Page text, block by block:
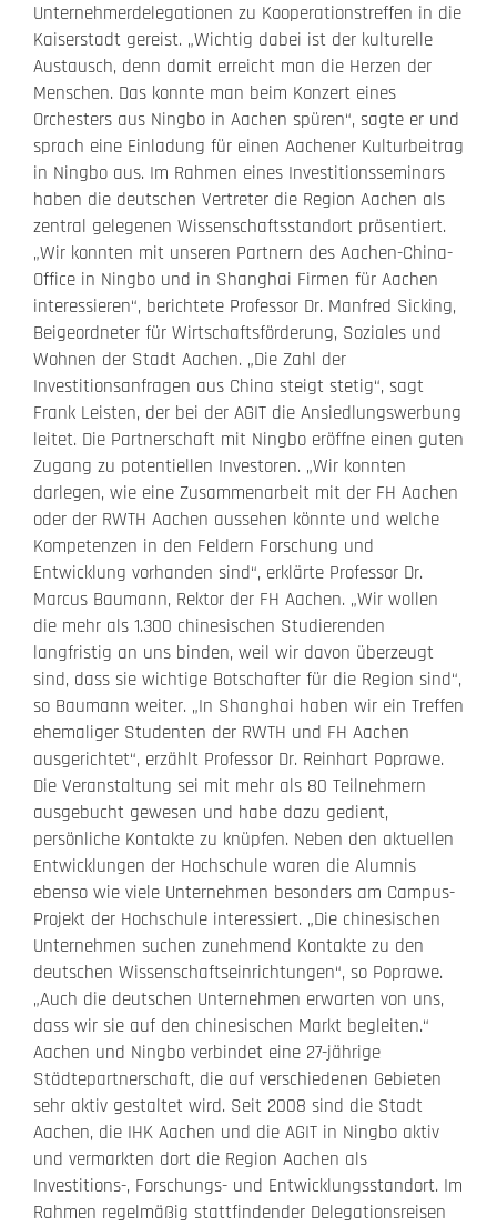
Unternehmerdelegationen zu Kooperationstreffen in die
Kaiserstadt gereist. „Wichtig dabei ist der kulturelle
Austausch, denn damit erreicht man die Herzen der
Menschen. Das konnte man beim Konzert eines
Orchesters aus Ningbo in Aachen spüren“, sagte er und
sprach eine Einladung für einen Aachener Kulturbeitrag
in Ningbo aus. Im Rahmen eines Investitionsseminars
haben die deutschen Vertreter die Region Aachen als
zentral gelegenen Wissenschaftsstandort präsentiert.
„Wir konnten mit unseren Partnern des Aachen-China-
Office in Ningbo und in Shanghai Firmen für Aachen
interessieren“, berichtete Professor Dr. Manfred Sicking,
Beigeordneter für Wirtschaftsförderung, Soziales und
Wohnen der Stadt Aachen. „Die Zahl der
Investitionsanfragen aus China steigt stetig“, sagt
Frank Leisten, der bei der AGIT die Ansiedlungswerbung
leitet. Die Partnerschaft mit Ningbo eröffne einen guten
Zugang zu potentiellen Investoren. „Wir konnten
darlegen, wie eine Zusammenarbeit mit der FH Aachen
oder der RWTH Aachen aussehen könnte und welche
Kompetenzen in den Feldern Forschung und
Entwicklung vorhanden sind“, erklärte Professor Dr.
Marcus Baumann, Rektor der FH Aachen. „Wir wollen
die mehr als 1.300 chinesischen Studierenden
langfristig an uns binden, weil wir davon überzeugt
sind, dass sie wichtige Botschafter für die Region sind“,
so Baumann weiter. „In Shanghai haben wir ein Treffen
ehemaliger Studenten der RWTH und FH Aachen
ausgerichtet“, erzählt Professor Dr. Reinhart Poprawe.
Die Veranstaltung sei mit mehr als 80 Teilnehmern
ausgebucht gewesen und habe dazu gedient,
persönliche Kontakte zu knüpfen. Neben den aktuellen
Entwicklungen der Hochschule waren die Alumnis
ebenso wie viele Unternehmen besonders am Campus-
Projekt der Hochschule interessiert. „Die chinesischen
Unternehmen suchen zunehmend Kontakte zu den
deutschen Wissenschaftseinrichtungen“, so Poprawe.
„Auch die deutschen Unternehmen erwarten von uns,
dass wir sie auf den chinesischen Markt begleiten.“
Aachen und Ningbo verbindet eine 27-jährige
Städtepartnerschaft, die auf verschiedenen Gebieten
sehr aktiv gestaltet wird. Seit 2008 sind die Stadt
Aachen, die IHK Aachen und die AGIT in Ningbo aktiv
und vermarkten dort die Region Aachen als
Investitions-, Forschungs- und Entwicklungsstandort. Im
Rahmen regelmäßig stattfindender Delegationsreisen